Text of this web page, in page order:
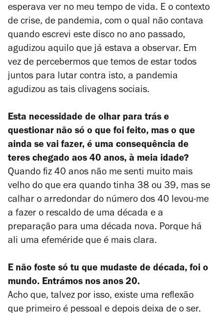
esperava ver no meu tempo de vida. E o contexto
de crise, de pandemia, com o qual não contava
quando escrevi este disco no ano passado,
agudizou aquilo que já estava a observar. Em
vez de percebermos que temos de estar todos
juntos para lutar contra isto, a pandemia
agudizou as tais clivagens sociais.
Esta necessidade de olhar para trás e
questionar não só o que foi feito, mas o que
ainda se vai fazer, é uma consequência de
teres chegado aos 40 anos, à meia idade?
Quando fiz 40 anos não me senti muito mais
velho do que era quando tinha 38 ou 39, mas se
calhar o arredondar do número dos 40 levou-me
a fazer o rescaldo de uma década e a
preparação para uma década nova. Porque há
ali uma efeméride que é mais clara.
E não foste só tu que mudaste de década, foi o
mundo. Entrámos nos anos 20.
Acho que, talvez por isso, existe uma reflexão
que primeiro é pessoal e depois deixa de o ser.